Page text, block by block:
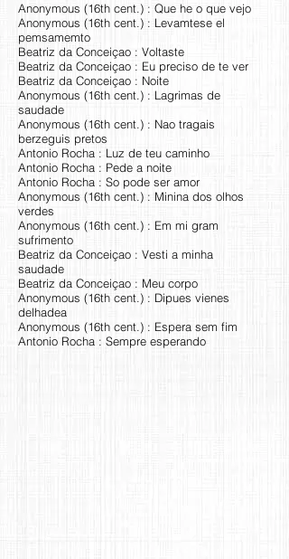
Anonymous (16th cent.) : Que he o que vejo
Anonymous (16th cent.) : Levamtese el
pemsamemto
Beatriz da Conceiçao : Voltaste
Beatriz da Conceiçao : Eu preciso de te ver
Beatriz da Conceiçao : Noite
Anonymous (16th cent.) : Lagrimas de
saudade
Anonymous (16th cent.) : Nao tragais
berzeguis pretos
Antonio Rocha : Luz de teu caminho
Antonio Rocha : Pede a noite
Antonio Rocha : So pode ser amor
Anonymous (16th cent.) : Minina dos olhos
verdes
Anonymous (16th cent.) : Em mi gram
sufrimento
Beatriz da Conceiçao : Vesti a minha
saudade
Beatriz da Conceiçao : Meu corpo
Anonymous (16th cent.) : Dipues vienes
delhadea
Anonymous (16th cent.) : Espera sem fim
Antonio Rocha : Sempre esperando